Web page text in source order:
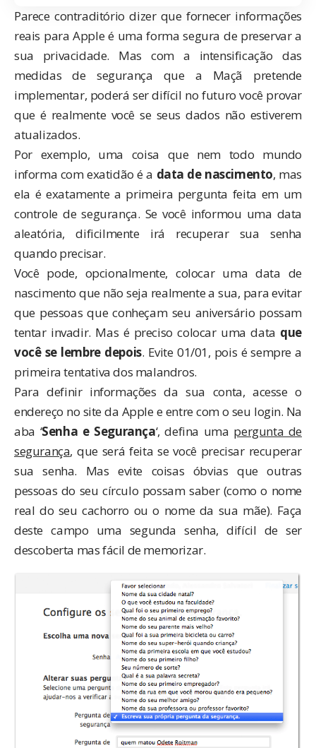
Parece contraditório dizer que fornecer informações
reais para Apple é uma forma segura de preservar a
sua privacidade. Mas com a intensificação das
medidas de segurança que a Maçã pretende
implementar, poderá ser difícil no futuro você provar
que é realmente você se seus dados não estiverem
atualizados.
Por exemplo, uma coisa que nem todo mundo
informa com exatidão é a data de nascimento, mas
ela é exatamente a primeira pergunta feita em um
controle de segurança. Se você informou uma data
aleatória, dificilmente irá recuperar sua senha
quando precisar.
Você pode, opcionalmente, colocar uma data de
nascimento que não seja realmente a sua, para evitar
que pessoas que conheçam seu aniversário possam
tentar invadir. Mas é preciso colocar uma data que
você se lembre depois. Evite 01/01, pois é sempre a
primeira tentativa dos malandros.
Para definir informações da sua conta, acesse o
endereço no site da Apple e entre com o seu login. Na
aba ‘Senha e Segurança‘, defina uma pergunta de
segurança, que será feita se você precisar recuperar
sua senha. Mas evite coisas óbvias que outras
pessoas do seu círculo possam saber (como o nome
real do seu cachorro ou o nome da sua mãe). Faça
deste campo uma segunda senha, difícil de ser
descoberta mas fácil de memorizar.